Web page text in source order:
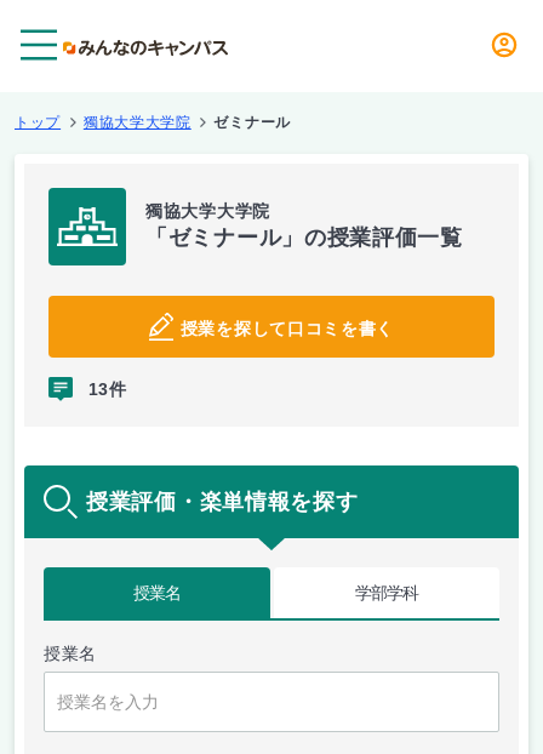
トップ 獨協大学大学院 ゼミナール
獨協大学大学院
「ゼミナール」の授業評価一覧
授業を探して口コミを書く
13件
授業評価・楽単情報を探す
授業名 学部学科
授業名